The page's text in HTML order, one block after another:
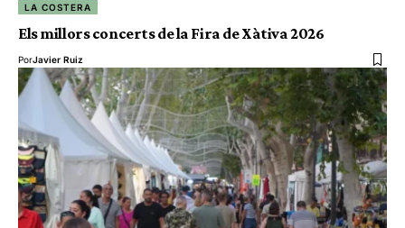
LA COSTERA
Els millors concerts de la Fira de Xàtiva 2026
PorJavier Ruiz